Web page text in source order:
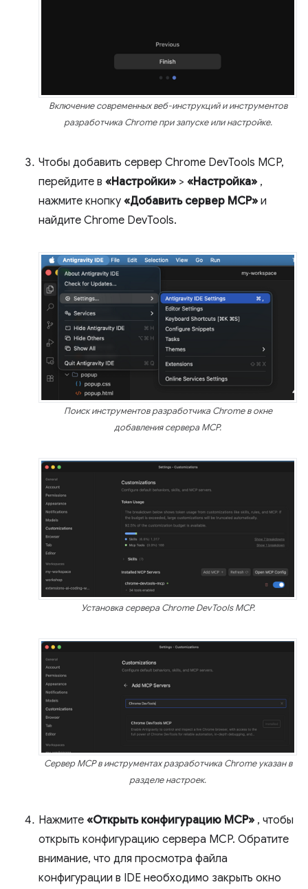
Включение современных веб-инструкций и инструментов
разработчика Chrome при запуске или настройке.
Чтобы добавить сервер Chrome DevTools MCP,
перейдите в «Настройки» > «Настройка» ,
нажмите кнопку «Добавить сервер MCP» и
найдите Chrome DevTools.
Поиск инструментов разработчика Chrome в окне
добавления сервера MCP.
Установка сервера Chrome DevTools MCP.
Сервер MCP в инструментах разработчика Chrome указан в
разделе настроек.
Нажмите «Открыть конфигурацию MCP» , чтобы
открыть конфигурацию сервера MCP. Обратите
внимание, что для просмотра файла
конфигурации в IDE необходимо закрыть окно